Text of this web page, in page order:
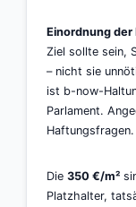
Einordnung der
Ziel sollte sein,
– nicht sie
ist b-now-
Parlament.
Haftungsfragen.
Die350 €/m²
Platzhalter,